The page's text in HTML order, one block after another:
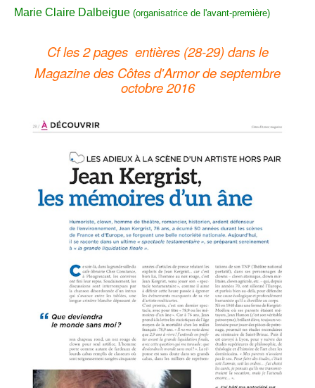
Marie Claire Dalbeigue (organisatrice de l'avant-première)
Cf les 2 pages entières (28-29) dans le
Magazine des Côtes d'Armor de septembre
octobre 2016